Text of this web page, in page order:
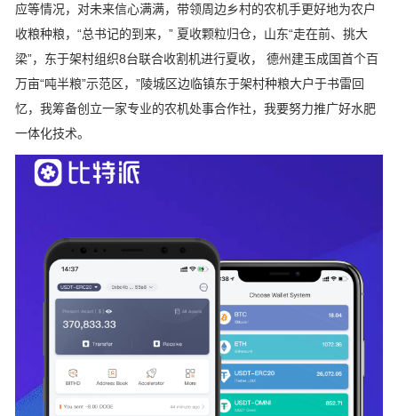
应等情况，对未来信心满满，带领周边乡村的农机手更好地为农户
收粮种粮，“总书记的到来，” 夏收颗粒归仓，山东“走在前、挑大
梁”，东于架村组织8台联合收割机进行夏收， 德州建玉成国首个百
万亩“吨半粮”示范区，”陵城区边临镇东于架村种粮大户于书雷回
忆，我筹备创立一家专业的农机处事合作社，我要努力推广好水肥
一体化技术。